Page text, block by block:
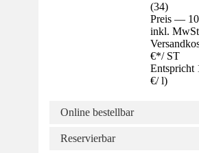
(34)
Preis —
inkl.
€*/ ST
Entspricht
€/ l)
Online bestellbar
Reservierbar